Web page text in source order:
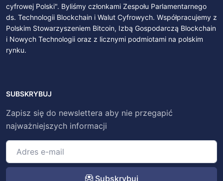
cyfrowej Polski". Byliśmy członkami Zespołu Parlamentarnego
ds. Technologii Blockchain i Walut Cyfrowych. Współpracujemy z
Polskim Stowarzyszeniem Bitcoin, Izbą Gospodarczą Blockchain
i Nowych Technologii oraz z licznymi podmiotami na polskim
rynku.
SUBSKRYBUJ
Zapisz się do newslettera aby nie przegapić
najważniejszych informacji
Subskrybuj